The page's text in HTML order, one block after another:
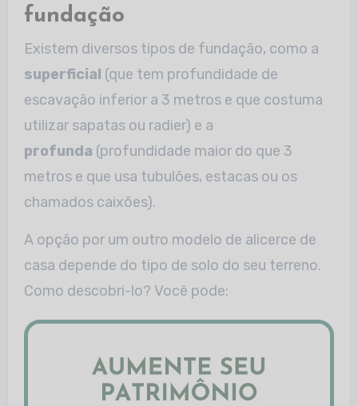
fundação
Existem diversos tipos de fundação, como a
superficial (que tem profundidade de
escavação inferior a 3 metros e que costuma
utilizar sapatas ou radier) e a
profunda (profundidade maior do que 3
metros e que usa tubulões, estacas ou os
chamados caixões).
A opção por um outro modelo de alicerce de
casa depende do tipo de solo do seu terreno.
Como descobri-lo? Você pode: